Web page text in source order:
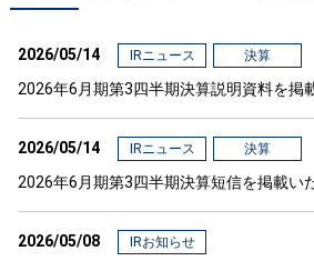
2026/05/14 IRニュース 決算
2026年6月期第3四半期決算説明資料を掲
2026/05/14 IRニュース 決算
2026年6月期第3四半期決算短信を掲載い
2026/05/08 IRお知らせ